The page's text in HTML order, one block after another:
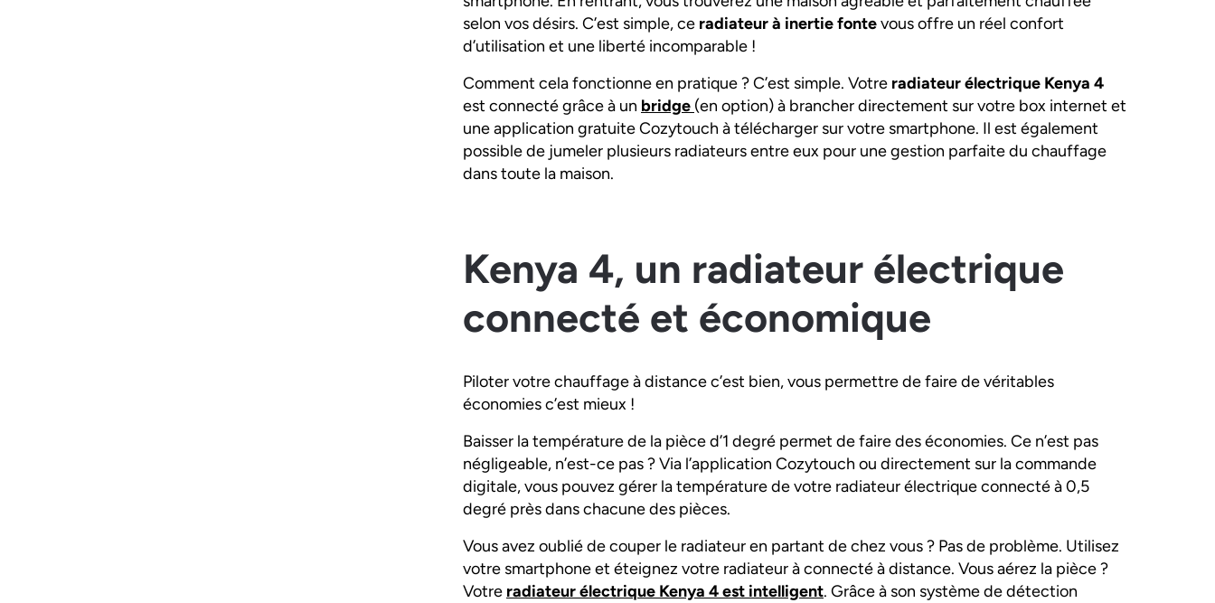
selon vos désirs. C’est simple, ce radiateur à inertie fontevous offre un réel confort
d’utilisation et une liberté incomparable !
Comment cela fonctionne en pratique ? C’est simple. Votre radiateur électrique Kenya 4
est connecté grâce à un bridge (en option) à brancher directement sur votre box internet et
une application gratuite Cozytouch à télécharger sur votre smartphone. Il est également
possible de jumeler plusieurs radiateurs entre eux pour une gestion parfaite du chauffage
dans toute la maison.
Kenya 4, un radiateur électrique
connecté et économique
Piloter votre chauffage à distance c’est bien, vous permettre de faire de véritables
économies c’est mieux !
Baisser la température de la pièce d’1 degré permet de faire des économies. Ce n’est pas
négligeable, n’est-ce pas ? Via l’application Cozytouch ou directement sur la commande
digitale, vous pouvez gérer la température de votre radiateur électrique connecté à 0,5
degré près dans chacune des pièces.
Vous avez oublié de couper le radiateur en partant de chez vous ? Pas de problème. Utilisez
votre smartphone et éteignez votre radiateur à connecté à distance. Vous aérez la pièce ?
Votre radiateur électrique Kenya 4 est intelligent. Grâce à son système de détection